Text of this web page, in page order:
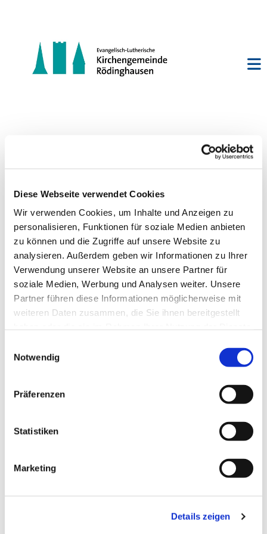
Diese Webseite verwendet Cookies
Wir verwenden Cookies, um Inhalte und Anzeigen zu
personalisieren, Funktionen für soziale Medien anbieten
zu können und die Zugriffe auf unsere Website zu
analysieren. Außerdem geben wir Informationen zu Ihrer
Verwendung unserer Website an unsere Partner für
soziale Medien, Werbung und Analysen weiter. Unsere
Partner führen diese Informationen möglicherweise mit
weiteren Daten zusammen, die Sie ihnen bereitgestellt
Notwendig
Präferenzen
Statistiken
Marketing
Details zeigen
Bieren/Rödinghausen
Freitag, 15. Januar 2027, 20:00 -